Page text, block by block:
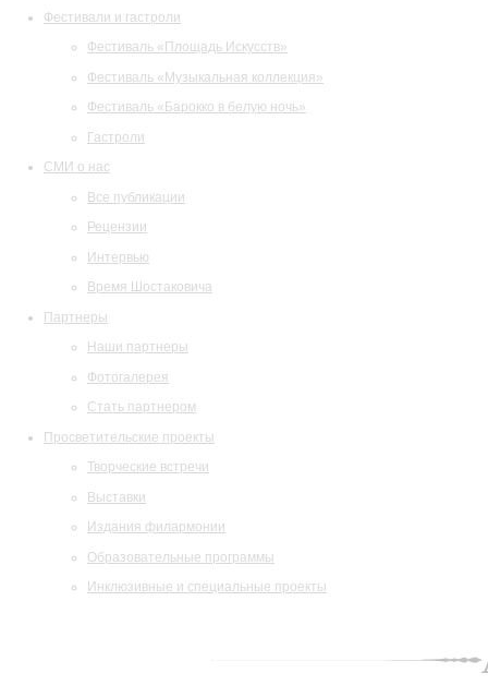
Фестивали и гастроли
Фестиваль «Площадь Искусств»
Фестиваль «Музыкальная коллекция»
Фестиваль «Барокко в белую ночь»
Гастроли
СМИ о нас
Все публикации
Рецензии
Интервью
Время Шостаковича
Партнеры
Наши партнеры
Фотогалерея
Стать партнером
Просветительские проекты
Творческие встречи
Выставки
Издания филармонии
Образовательные программы
Инклюзивные и специальные проекты